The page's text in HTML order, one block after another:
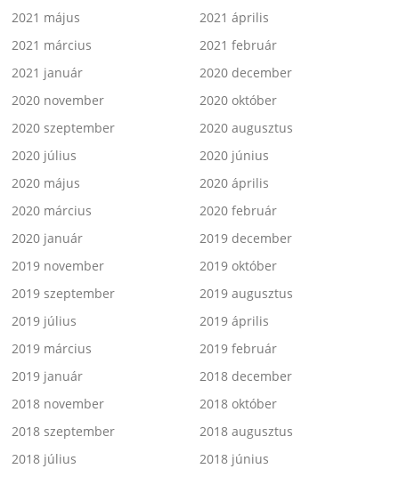
2021 május
2021 április
2021 március
2021 február
2021 január
2020 december
2020 november
2020 október
2020 szeptember
2020 augusztus
2020 július
2020 június
2020 május
2020 április
2020 március
2020 február
2020 január
2019 december
2019 november
2019 október
2019 szeptember
2019 augusztus
2019 július
2019 április
2019 március
2019 február
2019 január
2018 december
2018 november
2018 október
2018 szeptember
2018 augusztus
2018 július
2018 június